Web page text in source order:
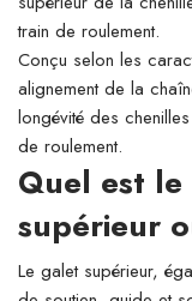
train de roulement.
Conçu selon les
alignement de la
longévité des
de roulement.
Quel est
supérieur
Le galet supérieur,